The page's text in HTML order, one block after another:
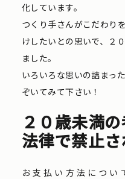
化しています。
つくり手さんがこだわり
けしたいとの思いで、２
ました。
いろいろな思いの詰まっ
ぞいてみて下さい！
２０歳未満
法律で禁止さ
お支払い方法につい